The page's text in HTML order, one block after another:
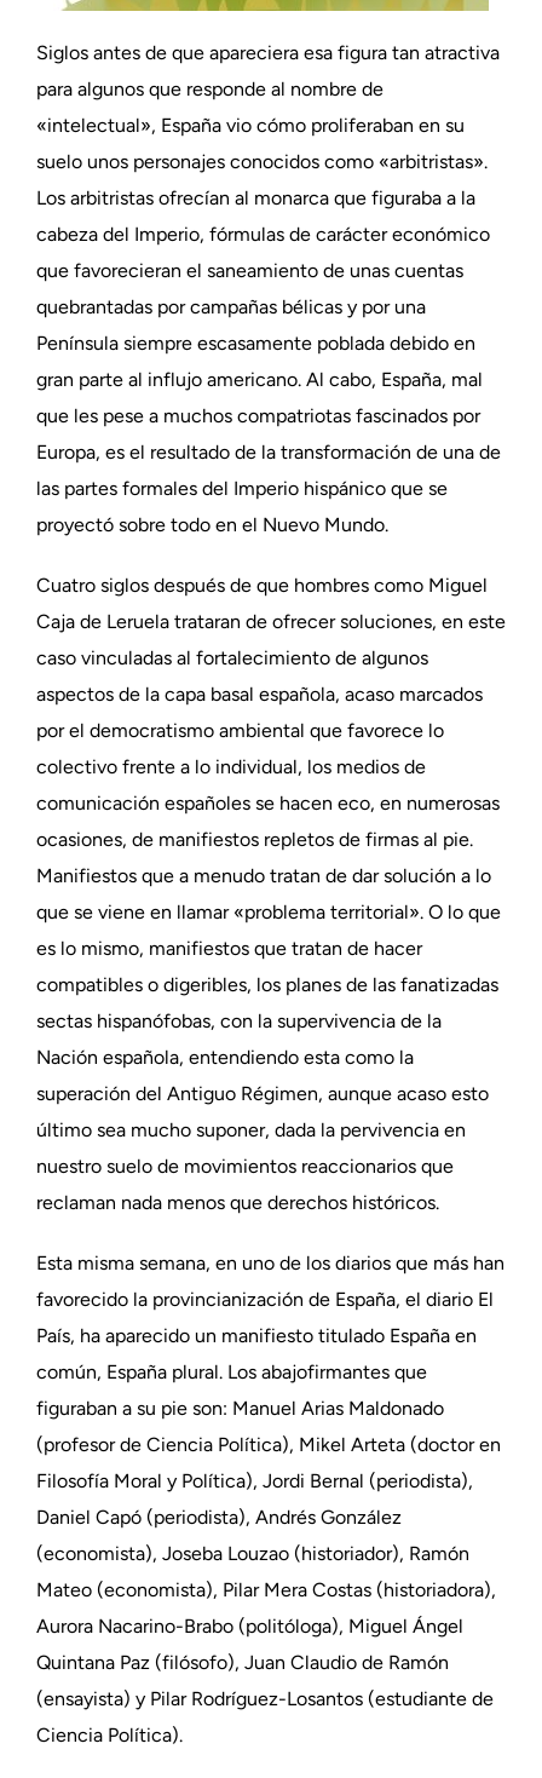
Siglos antes de que apareciera esa figura tan atractiva
para algunos que responde al nombre de
«intelectual», España vio cómo proliferaban en su
suelo unos personajes conocidos como «arbitristas».
Los arbitristas ofrecían al monarca que figuraba a la
cabeza del Imperio, fórmulas de carácter económico
que favorecieran el saneamiento de unas cuentas
quebrantadas por campañas bélicas y por una
Península siempre escasamente poblada debido en
gran parte al influjo americano. Al cabo, España, mal
que les pese a muchos compatriotas fascinados por
Europa, es el resultado de la transformación de una de
las partes formales del Imperio hispánico que se
proyectó sobre todo en el Nuevo Mundo.
Cuatro siglos después de que hombres como Miguel
Caja de Leruela trataran de ofrecer soluciones, en este
caso vinculadas al fortalecimiento de algunos
aspectos de la capa basal española, acaso marcados
por el democratismo ambiental que favorece lo
colectivo frente a lo individual, los medios de
comunicación españoles se hacen eco, en numerosas
ocasiones, de manifiestos repletos de firmas al pie.
Manifiestos que a menudo tratan de dar solución a lo
que se viene en llamar «problema territorial». O lo que
es lo mismo, manifiestos que tratan de hacer
compatibles o digeribles, los planes de las fanatizadas
sectas hispanófobas, con la supervivencia de la
Nación española, entendiendo esta como la
superación del Antiguo Régimen, aunque acaso esto
último sea mucho suponer, dada la pervivencia en
nuestro suelo de movimientos reaccionarios que
reclaman nada menos que derechos históricos.
Esta misma semana, en uno de los diarios que más han
favorecido la provincianización de España, el diario El
País, ha aparecido un manifiesto titulado España en
común, España plural. Los abajofirmantes que
figuraban a su pie son: Manuel Arias Maldonado
(profesor de Ciencia Política), Mikel Arteta (doctor en
Filosofía Moral y Política), Jordi Bernal (periodista),
Daniel Capó (periodista), Andrés González
(economista), Joseba Louzao (historiador), Ramón
Mateo (economista), Pilar Mera Costas (historiadora),
Aurora Nacarino-Brabo (politóloga), Miguel Ángel
Quintana Paz (filósofo), Juan Claudio de Ramón
(ensayista) y Pilar Rodríguez-Losantos (estudiante de
Ciencia Política).